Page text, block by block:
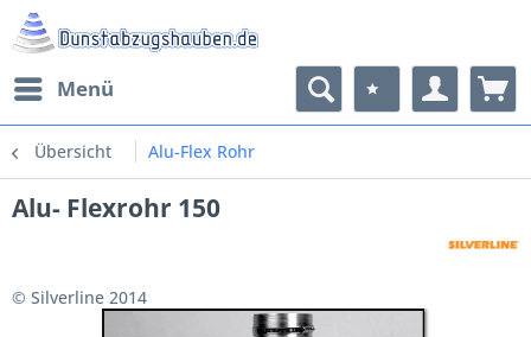
Menü
Übersicht Alu-Flex Rohr
Alu- Flexrohr 150
© Silverline 2014